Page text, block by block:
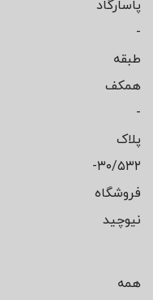
پاسارگاد
-
طبقه
همکف
-
پلاک
۳۰/۵۳۲-
فروشگاه
نیوچید
همه